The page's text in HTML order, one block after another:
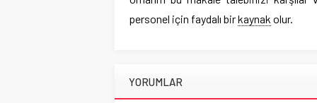
personel için faydalı birkaynak olur.
YORUMLAR